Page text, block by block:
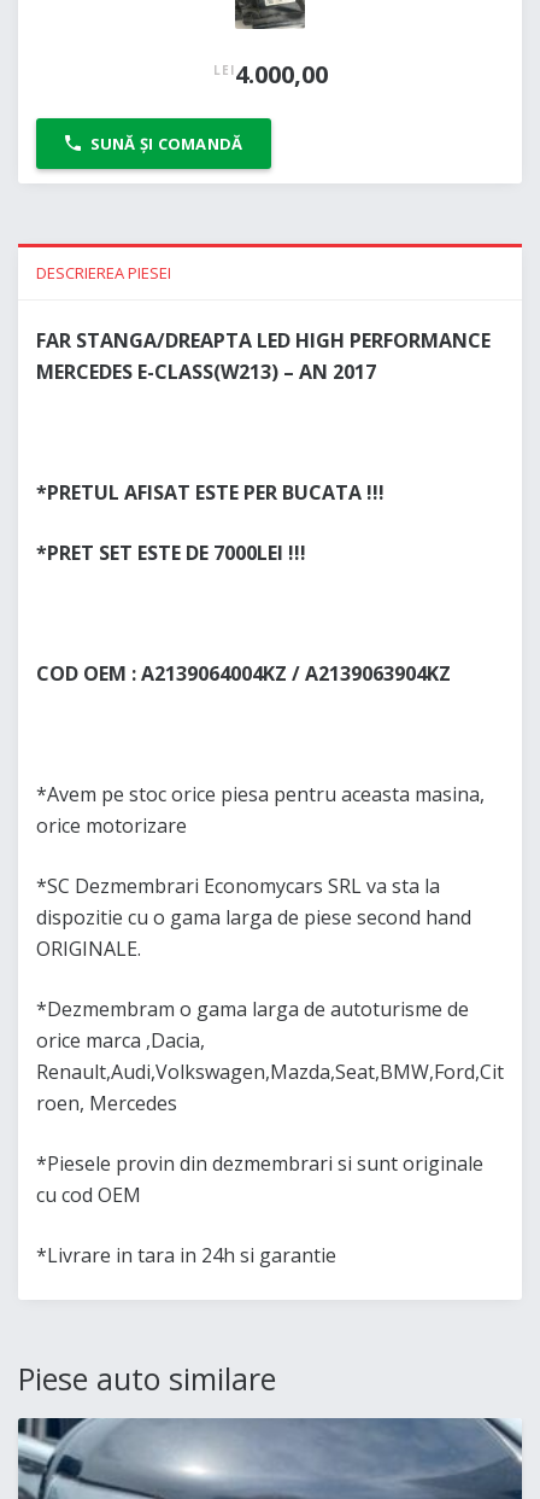
LEI4.000,00
SUNĂ ȘI COMANDĂ
DESCRIEREA PIESEI
FAR STANGA/DREAPTA LED HIGH PERFORMANCE
MERCEDES E-CLASS(W213) – AN 2017
*PRETUL AFISAT ESTE PER BUCATA !!!
*PRET SET ESTE DE 7000LEI !!!
COD OEM : A2139064004KZ / A2139063904KZ
*Avem pe stoc orice piesa pentru aceasta masina,
orice motorizare
*SC Dezmembrari Economycars SRL va sta la
dispozitie cu o gama larga de piese second hand
ORIGINALE.
*Dezmembram o gama larga de autoturisme de
orice marca ,Dacia,
Renault,Audi,Volkswagen,Mazda,Seat,BMW,Ford,Cit
roen, Mercedes
*Piesele provin din dezmembrari si sunt originale
cu cod OEM
*Livrare in tara in 24h si garantie
Piese auto similare